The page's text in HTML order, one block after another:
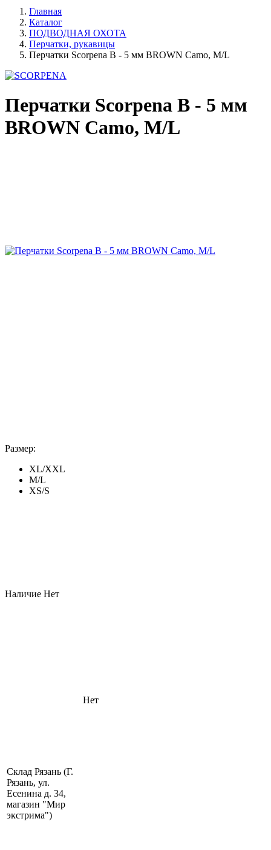
Главная
Каталог
ПОДВОДНАЯ ОХОТА
Перчатки, рукавицы
Перчатки Scorpena B - 5 мм BROWN Camo, M/L
Перчатки Scorpena B - 5 мм
BROWN Camo, M/L
Размер:
XL/XXL
M/L
XS/S
Наличие Нет
Склад Рязань (Г.
Рязань, ул.
Есенина д. 34,
магазин "Мир
экстрима")
Нет